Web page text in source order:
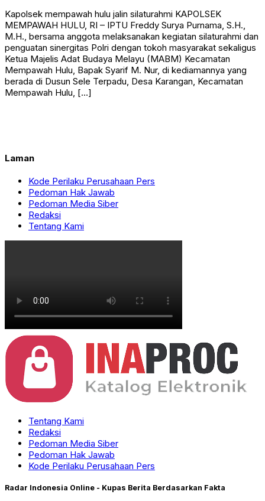
Kapolsek mempawah hulu jalin silaturahmi KAPOLSEK
MEMPAWAH HULU, RI – IPTU Freddy Surya Purnama, S.H.,
M.H., bersama anggota melaksanakan kegiatan silaturahmi dan
penguatan sinergitas Polri dengan tokoh masyarakat sekaligus
Ketua Majelis Adat Budaya Melayu (MABM) Kecamatan
Mempawah Hulu, Bapak Syarif M. Nur, di kediamannya yang
berada di Dusun Sele Terpadu, Desa Karangan, Kecamatan
Mempawah Hulu, […]
Laman
Kode Perilaku Perusahaan Pers
Pedoman Hak Jawab
Pedoman Media Siber
Redaksi
Tentang Kami
Tentang Kami
Redaksi
Pedoman Media Siber
Pedoman Hak Jawab
Kode Perilaku Perusahaan Pers
Radar Indonesia Online - Kupas Berita Berdasarkan Fakta